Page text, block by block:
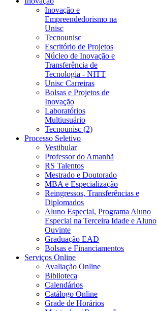
Inovação e
Empreendedorismo na
Unisc
Tecnounisc
Escritório de Projetos
Núcleo de Inovação e
Transferência de
Tecnologia - NITT
Unisc Carreiras
Bolsas e Projetos de
Inovação
Laboratórios
Multiusuário
Tecnounisc (2)
Processo Seletivo
Vestibular
Professor do Amanhã
RS Talentos
Mestrado e Doutorado
MBA e Especialização
Reingressos, Transferências e
Diplomados
Aluno Especial, Programa Aluno
Especial na Terceira Idade e Aluno
Ouvinte
Graduação EAD
Bolsas e Financiamentos
Serviços Online
Avaliação Online
Biblioteca
Calendários
Catálogo Online
Grade de Horários